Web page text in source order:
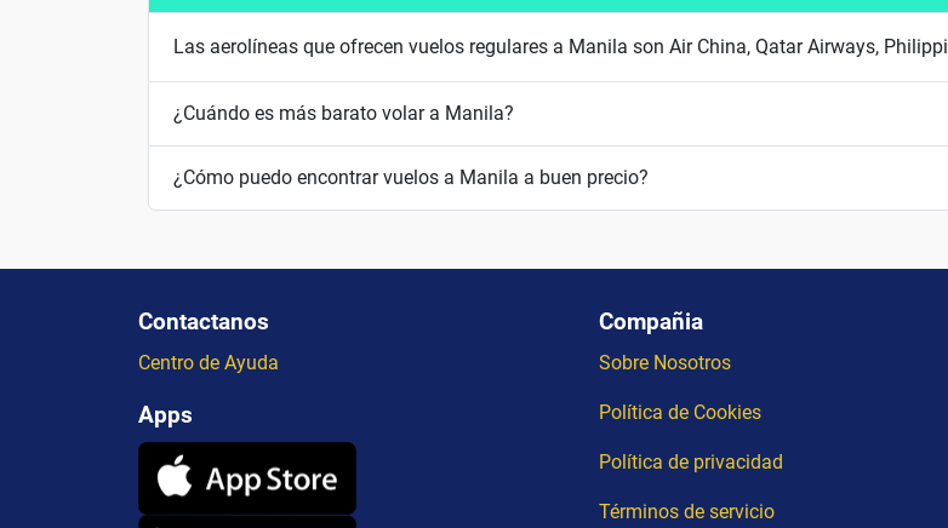
Las aerolíneas que ofrecen vuelos regulares a Manila son Air China, Qatar Airways,
¿Cuándo es más barato volar a Manila?
¿Cómo puedo encontrar vuelos a Manila a buen precio?
Contactanos
Centro de Ayuda
Apps
Compañia
Sobre Nosotros
Política de Cookies
Política de privacidad
Términos de servicio